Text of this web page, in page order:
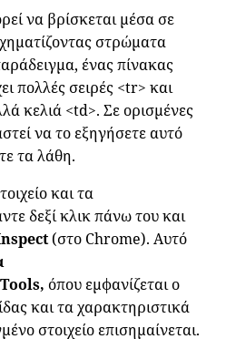
να βρίσκεται μέσα σε
στρώματα
ένας πίνακας
πολλές σειρές <tr> και
κελιά <td>. Σε ορισμένες
να το εξηγήσετε αυτό
τα λάθη.
και τα
δεξί κλικ πάνω του και
(στο Chrome). Αυτό
όπου εμφανίζεται ο
και τα χαρακτηριστικά
στοιχείο επισημαίνεται.